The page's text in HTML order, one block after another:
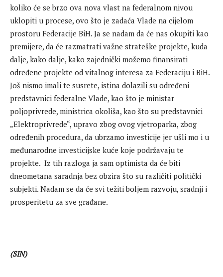
koliko će se brzo ova nova vlast na federalnom nivou
uklopiti u procese, ovo što je zadaća Vlade na cijelom
prostoru Federacije BiH. Ja se nadam da će nas okupiti kao
premijere, da će razmatrati važne strateške projekte, kuda
dalje, kako dalje, kako zajednički možemo finansirati
određene projekte od vitalnog interesa za Federaciju i BiH.
Još nismo imali te susrete, istina dolazili su određeni
predstavnici federalne Vlade, kao što je ministar
poljoprivrede, ministrica okoliša, kao što su predstavnici
„Elektroprivrede“, upravo zbog ovog vjetroparka, zbog
određenih procedura, da ubrzamo investicije jer ušli mo i u
međunarodne investicijske kuće koje podržavaju te
projekte. Iz tih razloga ja sam optimista da će biti
dneometana saradnja bez obzira što su različiti politički
subjekti. Nadam se da će svi težiti boljem razvoju, sradnji i
prosperitetu za sve građane.
(SIN)